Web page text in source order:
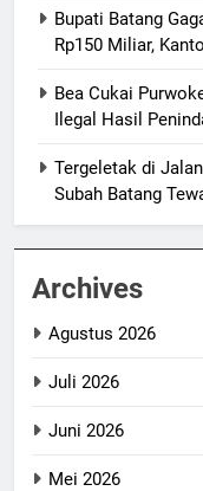
Bupati Batang
Rp150 Miliar,
Bea Cukai
Ilegal Hasil
Tergeletak di
Subah Batang
Archives
Agustus 2026
Juli 2026
Juni 2026
Mei 2026